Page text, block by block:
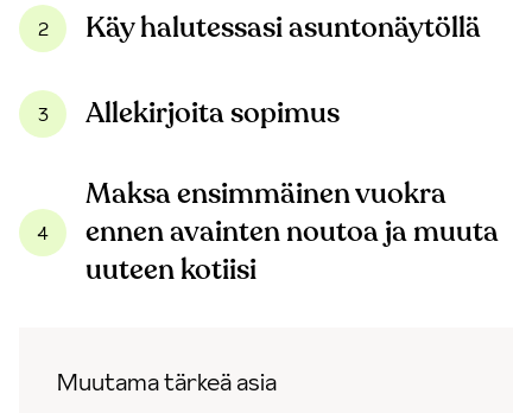
2 Käy halutessasi asuntonäytöllä
3 Allekirjoita sopimus
4
Maksa ensimmäinen vuokra
ennen avainten noutoa ja muuta
uuteen kotiisi
Muutama tärkeä asia